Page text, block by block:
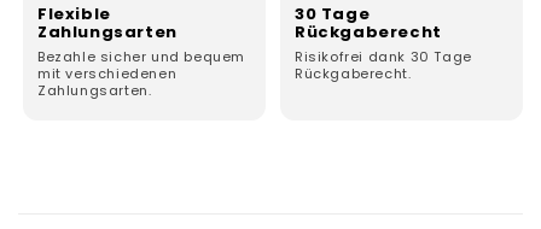
Flexible
Zahlungsarten
Bezahle sicher und bequem
mit verschiedenen
Zahlungsarten.
30 Tage
Rückgaberecht
Risikofrei dank 30 Tage
Rückgaberecht.